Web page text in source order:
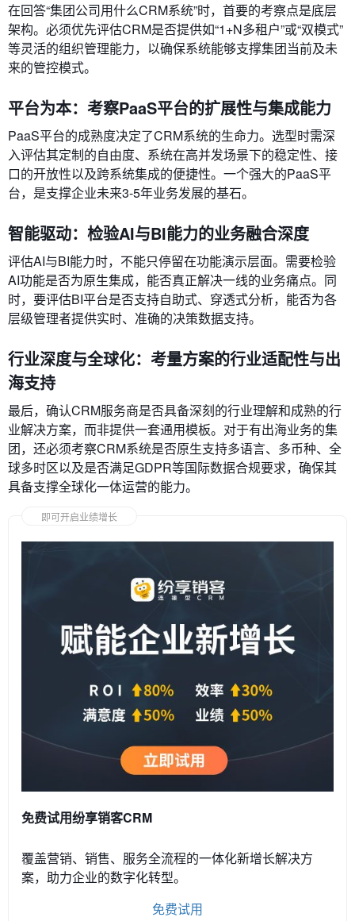
在回答“集团公司用什么CRM系统”时，首要的考察点是底层
架构。必须优先评估CRM是否提供如“1+N多租户”或“双模式”
等灵活的组织管理能力，以确保系统能够支撑集团当前及未
来的管控模式。
平台为本：考察PaaS平台的扩展性与集成能力
PaaS平台的成熟度决定了CRM系统的生命力。选型时需深
入评估其定制的自由度、系统在高并发场景下的稳定性、接
口的开放性以及跨系统集成的便捷性。一个强大的PaaS平
台，是支撑企业未来3-5年业务发展的基石。
智能驱动：检验AI与BI能力的业务融合深度
评估AI与BI能力时，不能只停留在功能演示层面。需要检验
AI功能是否为原生集成，能否真正解决一线的业务痛点。同
时，要评估BI平台是否支持自助式、穿透式分析，能否为各
层级管理者提供实时、准确的决策数据支持。
行业深度与全球化：考量方案的行业适配性与出
海支持
最后，确认CRM服务商是否具备深刻的行业理解和成熟的行
业解决方案，而非提供一套通用模板。对于有出海业务的集
团，还必须考察CRM系统是否原生支持多语言、多币种、全
球多时区以及是否满足GDPR等国际数据合规要求，确保其
具备支撑全球化一体运营的能力。
即可开启业绩增长
免费试用纷享销客CRM
覆盖营销、销售、服务全流程的一体化新增长解决方
案，助力企业的数字化转型。
免费试用